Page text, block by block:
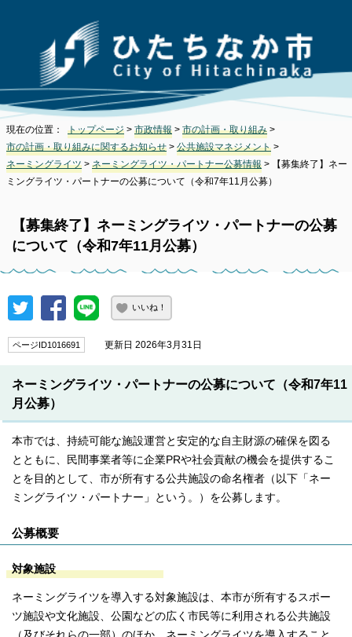
現在の位置： トップページ > 市政情報 > 市の計画・取り組み >
市の計画・取り組みに関するお知らせ > 公共施設マネジメント >
ネーミングライツ > ネーミングライツ・パートナー公募情報 > 【募集終了】ネー
ミングライツ・パートナーの公募について（令和7年11月公募）
【募集終了】ネーミングライツ・パートナーの公募
について（令和7年11月公募）
いいね！
ページID1016691 更新日 2026年3月31日
ネーミングライツ・パートナーの公募について（令和7年11
月公募）
本市では、持続可能な施設運営と安定的な自主財源の確保を図る
とともに、民間事業者等に企業PRや社会貢献の機会を提供するこ
とを目的として、市が所有する公共施設の命名権者（以下「ネー
ミングライツ・パートナー」という。）を公募します。
公募概要
対象施設
ネーミングライツを導入する対象施設は、本市が所有するスポー
ツ施設や文化施設、公園などの広く市民等に利用される公共施設